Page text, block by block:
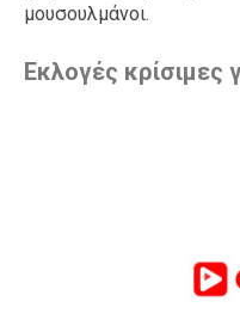
μουσουλμάνοι.
Εκλογές κρίσιμες